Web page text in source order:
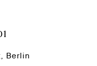
Berlin